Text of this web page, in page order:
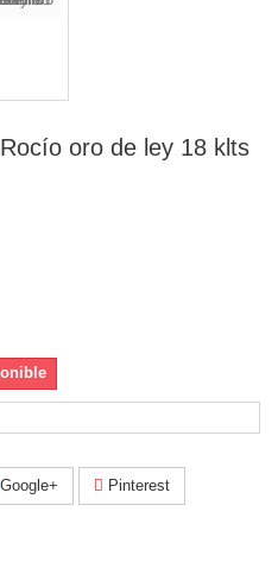
oro de ley 18 klts
Google+ Pinterest